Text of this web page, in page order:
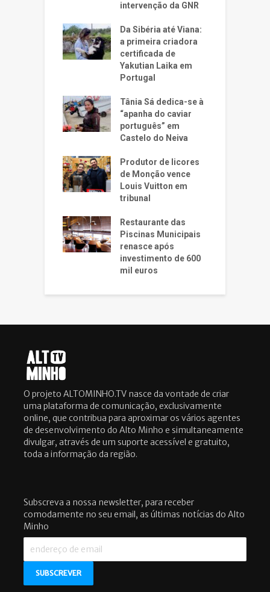
intervenção da GNR
Da Sibéria até Viana:
a primeira criadora
certificada de
Yakutian Laika em
Portugal
Tânia Sá dedica-se à
“apanha do caviar
português” em
Castelo do Neiva
Produtor de licores
de Monção vence
Louis Vuitton em
tribunal
Restaurante das
Piscinas Municipais
renasce após
investimento de 600
mil euros
O projeto ALTOMINHO.TV nasce da vontade de criar
uma plataforma de comunicação, exclusivamente
online, que contribua para aproximar os vários agentes
de desenvolvimento do Alto Minho e simultaneamente
divulgar, através de um suporte acessível e gratuito,
toda a informação da região.
Subscreva a nossa newsletter, para receber
comodamente no seu email, as últimas notícias do Alto
Minho